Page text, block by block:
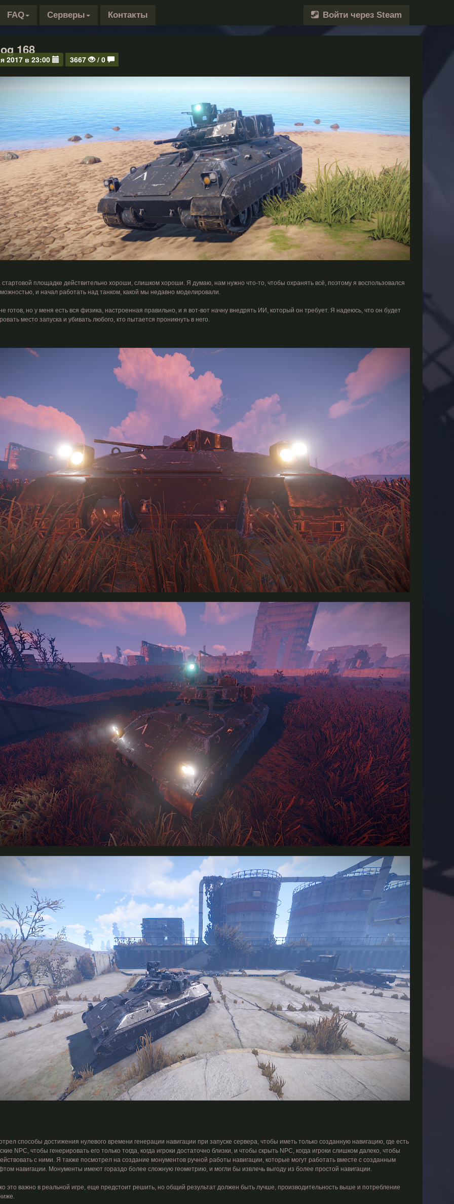
FAQ Серверы Контакты Войти через Steam
168
2017 в 23:00 3667 / 0
площадке действительно хороши, слишком хороши. Я думаю, нам нужно что-то, чтобы охранять всё, поэтому я воспользовался
и начал работать над танком, какой мы недавно моделировали.
готов, но у меня есть вся физика, настроенная правильно, и я вот-вот начну внедрять ИИ, который он требует. Я надеюсь, что он будет
место запуска и убивать любого, кто пытается проникнуть в него.
способы достижения нулевого времени генерации навигации при запуске сервера, чтобы иметь только созданную навигацию, где есть
NPC, чтобы генерировать его только тогда, когда игроки достаточно близки, и чтобы скрыть NPC, когда игроки слишком далеко, чтобы
с ними. Я также посмотрел на создание монументов ручной работы навигации, которые могут работать вместе с созданным
навигации. Монументы имеют гораздо более сложную геометрию, и могли бы извлечь выгоду из более простой навигации.
это важно в реальной игре, еще предстоит решить, но общий результат должен быть лучше, производительность выше и потребление